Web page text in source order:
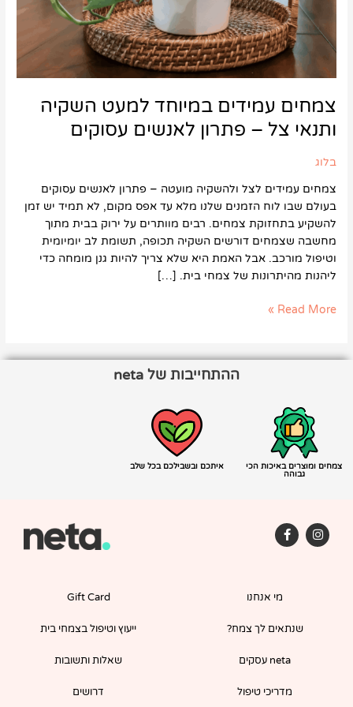
צמחים עמידים במיוחד למעט השקיה
ותנאי צל – פתרון לאנשים עסוקים
בלוג
צמחים עמידים לצל ולהשקיה מועטה – פתרון לאנשים עסוקים
בעולם שבו לוח הזמנים שלנו מלא עד אפס מקום, לא תמיד יש זמן
להשקיע בתחזוקת צמחים. רבים מוותרים על ירוק בבית מתוך
מחשבה שצמחים דורשים השקיה תכופה, תשומת לב יומיומית
וטיפול מורכב. אבל האמת היא שלא צריך להיות גנן מומחה כדי
ליהנות מהיתרונות של צמחי בית. […]
לאנשים
עסוקים
Read More »
ההתחייבות של neta
צמחים ומוצרים באיכות הכי
גבוהה
איתכם ובשבילכם בכל שלב
I
n
s
F
a
c
o
-
f
מי אנחנו
שנתאים לך צמח?
neta עסקים
מדריכי טיפול
Gift Card
ייעוץ וטיפול בצמחי בית
שאלות ותשובות
דרושים